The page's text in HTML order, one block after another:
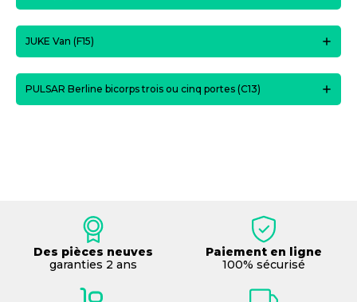
JUKE Van (F15)
PULSAR Berline bicorps trois ou cinq portes (C13)
Des pièces neuves
garanties 2 ans
Paiement en ligne
100% sécurisé